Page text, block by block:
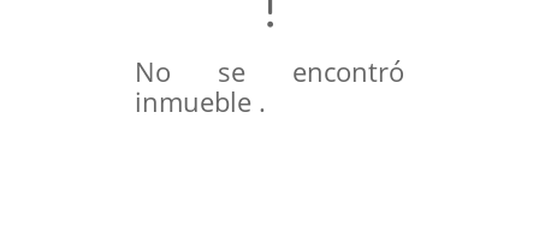
No se encontró
inmueble .